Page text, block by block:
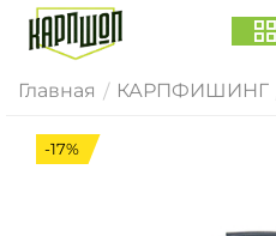
Главная / КАРПФИШИНГ
-17%